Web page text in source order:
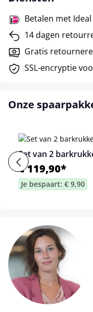
Betalen met Ideal
14 dagen
Gratis
SSL-encryptie
Onze
Set van 2
€ 119,90*
Je bespaart: € 9,90